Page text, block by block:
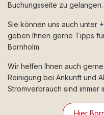
Buchungsseite zu gelangen.
Sie können uns auch unter
geben Ihnen gerne Tipps
Bornholm.
Wir helfen Ihnen auch
Reinigung bei Ankunft und
Stromverbrauch sind immer
Hier